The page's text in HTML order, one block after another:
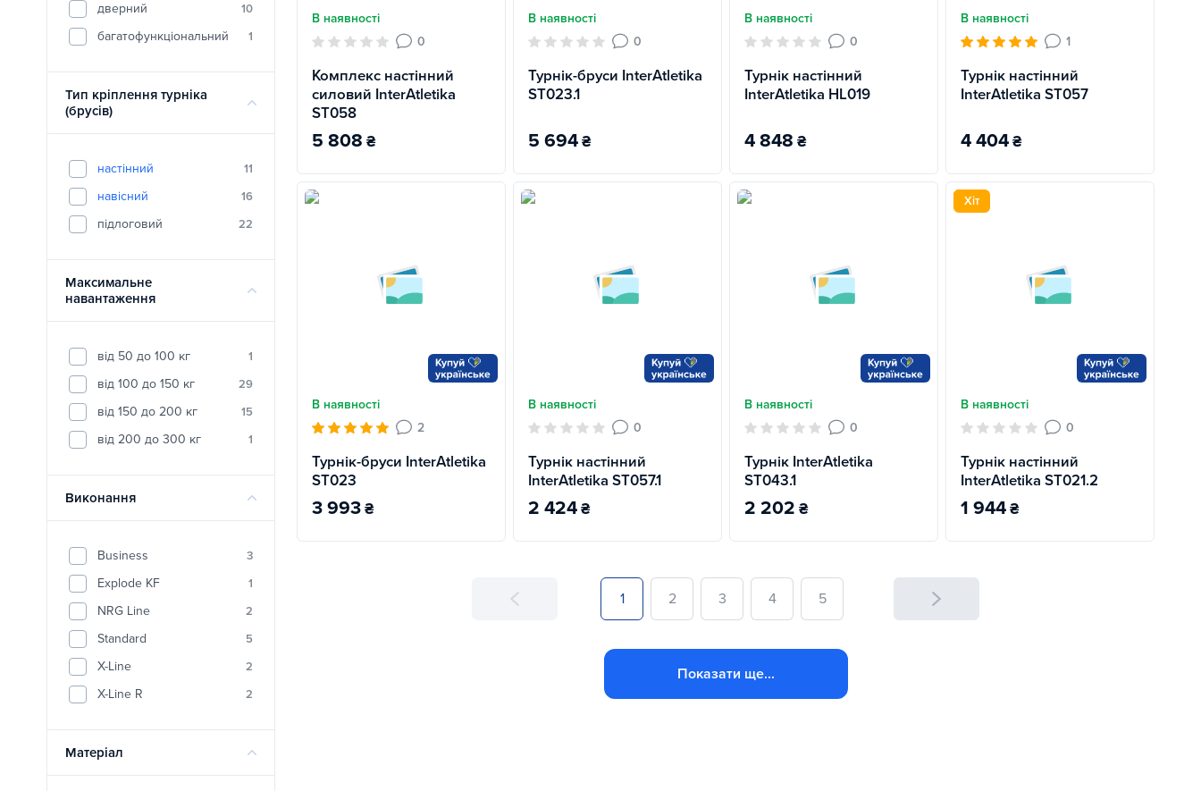
В наявності
0
Комплекс настінний
силовий InterAtletika
ST058
5 808 ₴
В наявності
0
Турнік-бруси InterAtletika
ST023.1
5 694₴
В наявності
0
Турнік настінний
InterAtletika HL019
4 848 ₴
В наявності
1
Турнік настінний
InterAtletika ST057
4 404₴
В наявності
2
Турнік-бруси InterAtletika
ST023
3 993₴
В наявності
0
Турнік настінний
InterAtletika ST057.1
2 424₴
В наявності
0
Турнік InterAtletika
ST043.1
2 202 ₴
Хіт
В наявності
0
Турнік настінний
InterAtletika ST021.2
1 944₴
1 2 3 4 5
Показати ще...
дверний 10
багатофункціональний 1
Тип кріплення турніка
(брусів)
настінний 11
навісний 16
підлоговий 22
Максимальне
навантаження
від 50 до 100 кг 1
від 100 до 150 кг 29
від 150 до 200 кг 15
від 200 до 300 кг 1
Виконання
Business 3
Explode KF 1
NRG Line 2
Standard 5
X-Line 2
X-Line R 2
Матеріал